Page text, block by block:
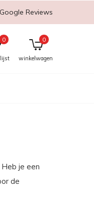
0
winkelwagen
0
Google Reviews
je een
de